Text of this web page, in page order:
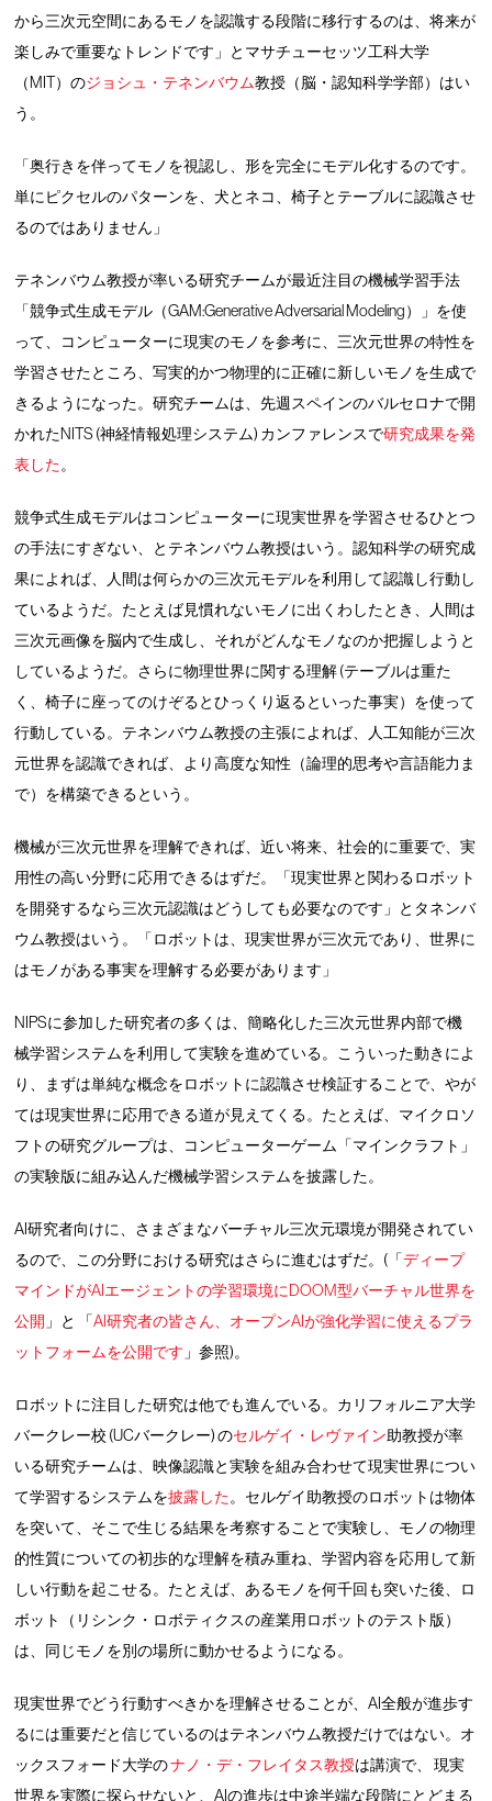
から三次元空間にあるモノを認識する段階に移行するのは、将来が
楽しみで重要なトレンドです」とマサチューセッツ工科大学
（MIT）のジョシュ・テネンバウム教授（脳・認知科学学部）はい
う。
「奥行きを伴ってモノを視認し、形を完全にモデル化するのです。
単にピクセルのパターンを、犬とネコ、椅子とテーブルに認識させ
るのではありません」
テネンバウム教授が率いる研究チームが最近注目の機械学習手法
「競争式生成モデル（GAM:Generative Adversarial Modeling）」を使
って、コンピューターに現実のモノを参考に、三次元世界の特性を
学習させたところ、写実的かつ物理的に正確に新しいモノを生成で
きるようになった。研究チームは、先週スペインのバルセロナで開
かれたNITS (神経情報処理システム) カンファレンスで研究成果を発
表した。
競争式生成モデルはコンピューターに現実世界を学習させるひとつ
の手法にすぎない、とテネンバウム教授はいう。認知科学の研究成
果によれば、人間は何らかの三次元モデルを利用して認識し行動し
ているようだ。たとえば見慣れないモノに出くわしたとき、人間は
三次元画像を脳内で生成し、それがどんなモノなのか把握しようと
しているようだ。さらに物理世界に関する理解 (テーブルは重た
く、椅子に座ってのけぞるとひっくり返るといった事実）を使って
行動している。テネンバウム教授の主張によれば、人工知能が三次
元世界を認識できれば、より高度な知性（論理的思考や言語能力ま
で）を構築できるという。
機械が三次元世界を理解できれば、近い将来、社会的に重要で、実
用性の高い分野に応用できるはずだ。「現実世界と関わるロボット
を開発するなら三次元認識はどうしても必要なのです」とタネンバ
ウム教授はいう。「ロボットは、現実世界が三次元であり、世界に
はモノがある事実を理解する必要があります」
NIPSに参加した研究者の多くは、簡略化した三次元世界内部で機
械学習システムを利用して実験を進めている。こういった動きによ
り、まずは単純な概念をロボットに認識させ検証することで、やが
ては現実世界に応用できる道が見えてくる。たとえば、マイクロソ
フトの研究グループは、コンピューターゲーム「マインクラフト」
の実験版に組み込んだ機械学習システムを披露した。
AI研究者向けに、さまざまなバーチャル三次元環境が開発されてい
るので、この分野における研究はさらに進むはずだ。(「ディープ
マインドがAIエージェントの学習環境にDOOM型バーチャル世界を
公開 」と 「AI研究者の皆さん、オープンAIが強化学習に使えるプラ
ットフォームを公開です 」参照)。
ロボットに注目した研究は他でも進んでいる。カリフォルニア大学
バークレー校 (UCバークレー) のセルゲイ・レヴァイン助教授が率
いる研究チームは、映像認識と実験を組み合わせて現実世界につい
て学習するシステムを披露した。セルゲイ助教授のロボットは物体
を突いて、そこで生じる結果を考察することで実験し、モノの物理
的性質についての初歩的な理解を積み重ね、学習内容を応用して新
しい行動を起こせる。たとえば、あるモノを何千回も突いた後、ロ
ボット（リシンク・ロボティクスの産業用ロボットのテスト版）
は、同じモノを別の場所に動かせるようになる。
現実世界でどう行動すべきかを理解させることが、AI全般が進歩す
るには重要だと信じているのはテネンバウム教授だけではない。オ
ックスフォード大学のナノ・デ・フレイタス教授は講演で、 現実
世界を実際に探らせないと、AIの進歩は中途半端な段階にとどまる